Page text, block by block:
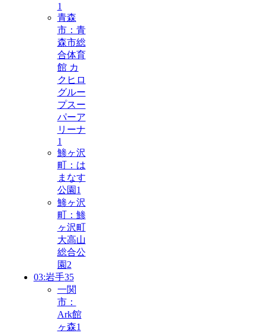
1
青森
市：青
森市総
合体育
館 カ
クヒロ
グルー
プスー
パーア
リーナ
1
鯵ヶ沢
町：は
まなす
公園 1
鯵ヶ沢
町：鯵
ヶ沢町
大高山
総合公
園 2
03:岩手35
一関
市：
Ark館
ヶ森1